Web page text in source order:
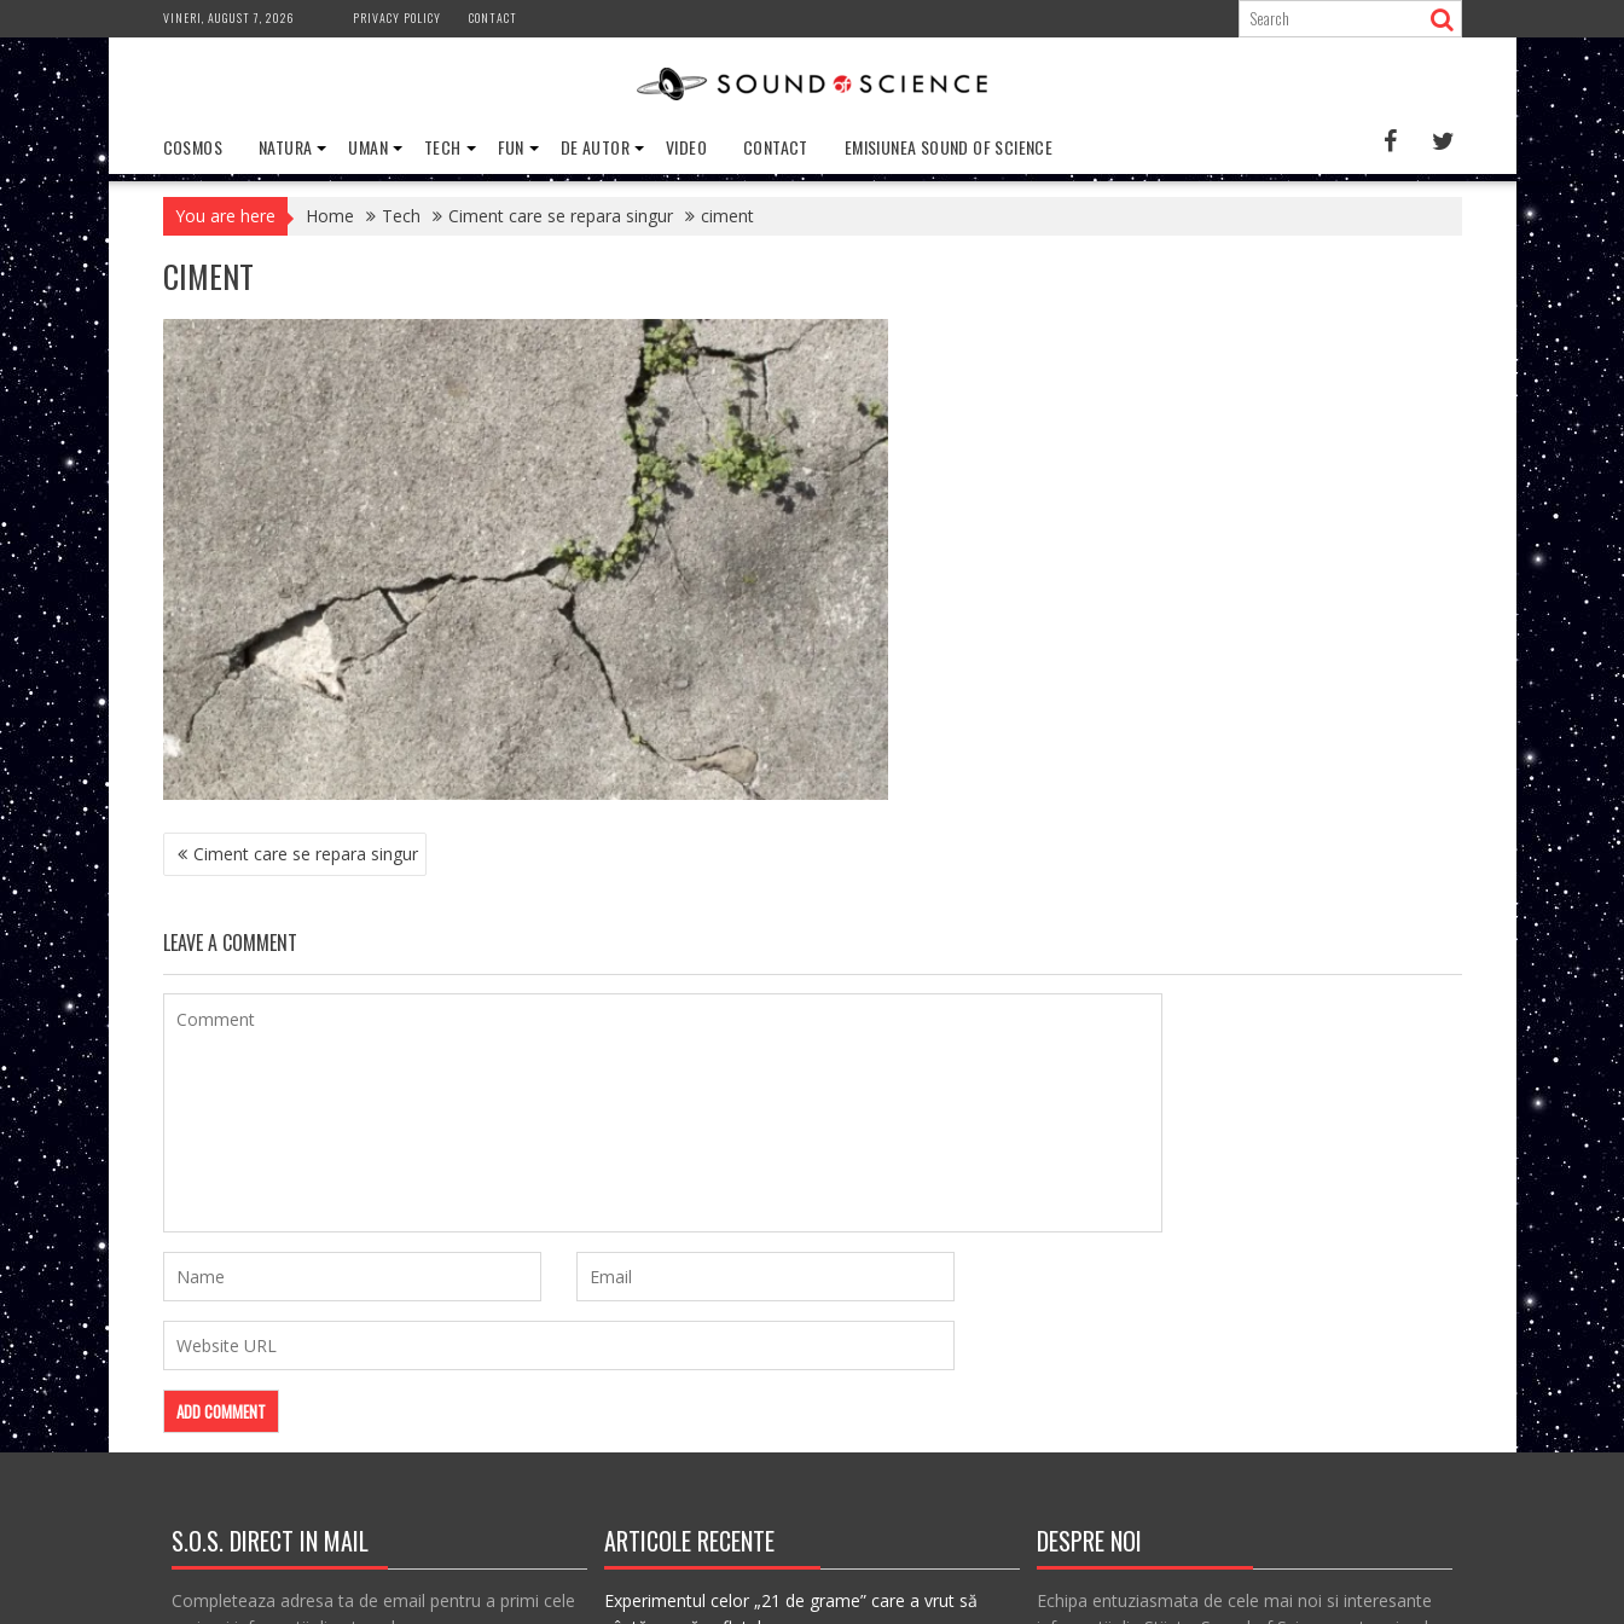
to
content
VINERI, AUGUST 7, 2026 PRIVACY POLICY CONTACT
COSMOS NATURA UMAN TECH FUN DE AUTOR VIDEO CONTACT EMISIUNEA SOUND OF SCIENCE
You are here Home Tech Ciment care se repara singur ciment
CIMENT
NAVIGARE
ÎN Ciment care se repara singur
LEAVE A COMMENT
S.O.S. DIRECT IN MAIL
Completeaza adresa ta de email pentru a primi cele
ARTICOLE RECENTE
Experimentul celor „21 de grame” care a vrut să
DESPRE NOI
Echipa entuziasmata de cele mai noi si interesante